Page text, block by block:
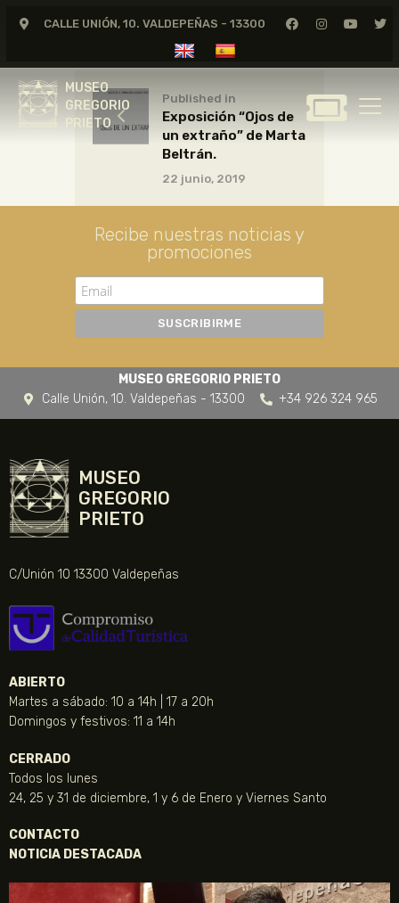
CALLE UNIÓN, 10. VALDEPEÑAS - 13300
MUSEO
GREGORIO
PRIETO
MUSEO
GREGORIO
GREGORIO PRIETO
ARCHIVO
CERTAMEN DE DIBUJO
FUNDACIÓN
TIENDA
NOTICIAS
Published in
Exposición “Ojos de
un extraño” de Marta
Beltrán.
22 junio, 2019
Recibe nuestras noticias y
promociones
MUSEO GREGORIO PRIETO
Calle Unión, 10. Valdepeñas - 13300
+34 926 324 965
MUSEO
GREGORIO
PRIETO
C/Unión 10 13300 Valdepeñas
ABIERTO
Martes a sábado: 10 a 14h | 17 a 20h
Domingos y festivos: 11 a 14h
CERRADO
Todos los lunes
24, 25 y 31 de diciembre, 1 y 6 de Enero y Viernes Santo
CONTACTO
NOTICIA DESTACADA